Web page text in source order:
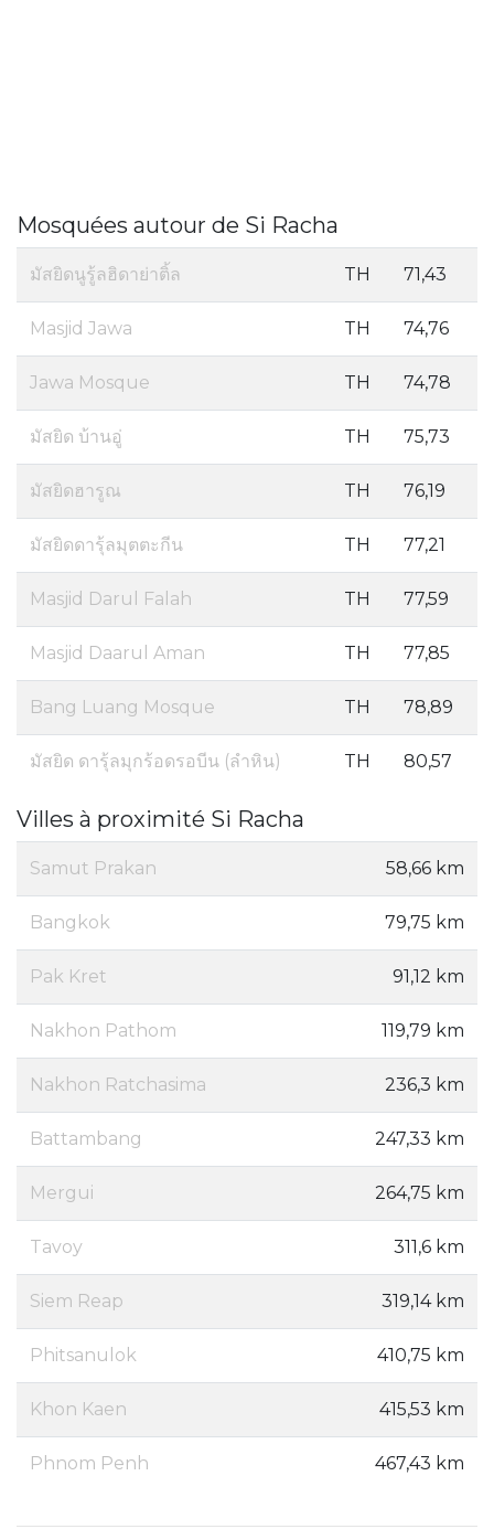
Mosquées autour de Si Racha
มัสยิดนูรู้ลฮิดาย่าติ้ล TH 71,43
Masjid Jawa TH 74,76
Jawa Mosque TH 74,78
มัสยิด บ้านอู่ TH 75,73
มัสยิดฮารูณ TH 76,19
มัสยิดดารุ้ลมุตตะกีน TH 77,21
Masjid Darul Falah TH 77,59
Masjid Daarul Aman TH 77,85
Bang Luang Mosque TH 78,89
มัสยิด ดารุ้ลมุกร้อดรอบีน (ลำหิน) TH 80,57
Villes à proximité Si Racha
Samut Prakan 58,66 km
Bangkok 79,75 km
Pak Kret 91,12 km
Nakhon Pathom 119,79 km
Nakhon Ratchasima 236,3 km
Battambang 247,33 km
Mergui 264,75 km
Tavoy 311,6 km
Siem Reap 319,14 km
Phitsanulok 410,75 km
Khon Kaen 415,53 km
Phnom Penh 467,43 km